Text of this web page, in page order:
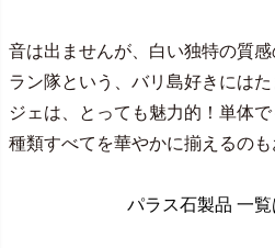
音は出ませんが、白い独特の質
ラン隊という、バリ島好きには
ジェは、とっても魅力的！単体
種類すべてを華やかに揃えるのも
パラス石製品 一覧